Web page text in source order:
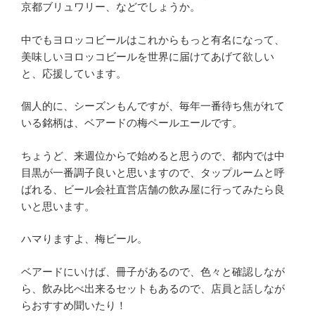
京都ブリュワリー、などでしょうか。
中でもヨロッコビールはこれからもっと有名になって、
美味しいヨロッコビールを世界に届けてあげて欲しい
と、応援しています。
個人的に、シーズンもんですが、毎年一番待ち焦がれて
いる銘柄は、ベアードの梅ペールエールです。
ちょうど、来週位からで始めると思うので、都内では中
目黒が一番調子良いと思いますので、タップルームと呼
ばれる、ビール会社直営店舗の飲み屋に行ってみたら良
いと思います。
ハマりますよ、梅ビール。
ベアードにいけば、冊子があるので、色々と確認しなが
ら、飲み比べ出来るセットもあるので、店員と話しなが
らおすすめ聞いたり！